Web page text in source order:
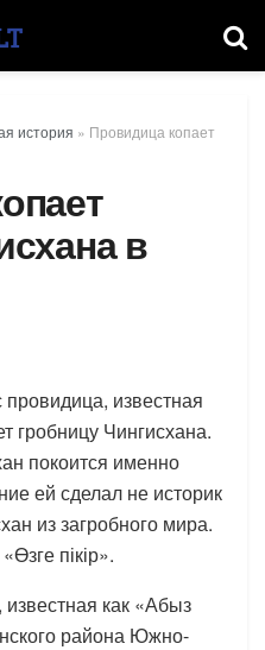
история » Провидица копает
в
известная
гробницу Чингисхана.
покоится именно
ей сделал не историк
из загробного мира.
пікір».
как «Абыз
района Южно-